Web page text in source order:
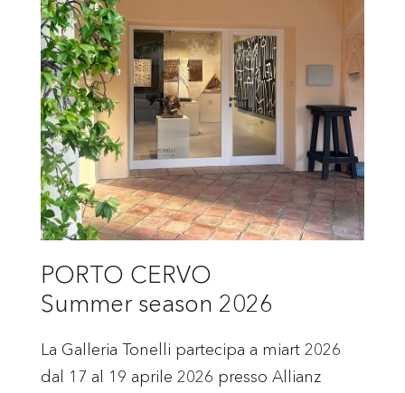
PORTO CERVO
Summer season 2026
La Galleria Tonelli partecipa a miart 2026
dal 17 al 19 aprile 2026 presso Allianz